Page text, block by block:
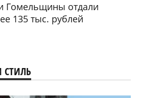
Гомельщины отдали
135 тыс. рублей